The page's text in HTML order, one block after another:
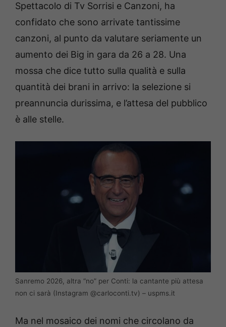
Spettacolo di Tv Sorrisi e Canzoni, ha
confidato che sono arrivate tantissime
canzoni, al punto da valutare seriamente un
aumento dei Big in gara da 26 a 28. Una
mossa che dice tutto sulla qualità e sulla
quantità dei brani in arrivo: la selezione si
preannuncia durissima, e l’attesa del pubblico
è alle stelle.
Sanremo 2026, altra “no” per Conti: la cantante più attesa
non ci sarà (Instagram @carloconti.tv) – uspms.it
Ma nel mosaico dei nomi che circolano da